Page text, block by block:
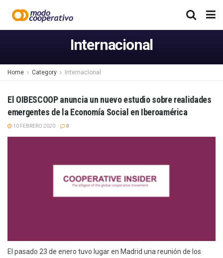
Internacional
Home Category Internacional
El OIBESCOOP anuncia un nuevo estudio sobre realidades
emergentes de la Economía Social en Iberoamérica
10 FEBRERO 2020 0
El pasado 23 de enero tuvo lugar en Madrid una reunión de los